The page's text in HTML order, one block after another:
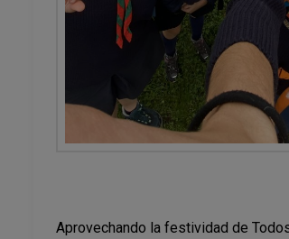
Aprovechando la festividad de